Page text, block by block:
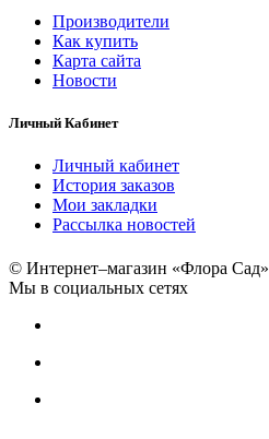
Производители
Как купить
Карта сайта
Новости
Личный Кабинет
Личный кабинет
История заказов
Мои закладки
Рассылка новостей
© Интернет–магазин «Флора Сад»
Мы в социальных сетях